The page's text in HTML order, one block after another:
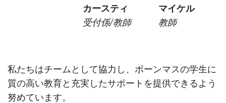
カースティ
受付係/教師
マイケル
教師
私たちはチームとして協力し、ボーンマスの学生に
質の高い教育と充実したサポートを提供できるよう
努めています。